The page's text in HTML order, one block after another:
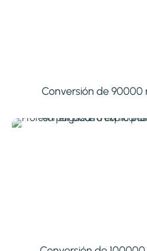
Conversión de 90000